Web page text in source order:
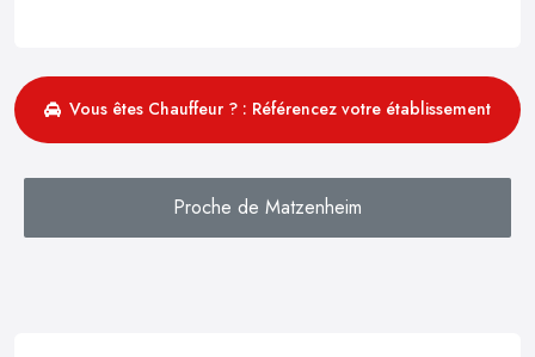
Vous êtes Chauffeur ? : Référencez votre établissement
Proche de Matzenheim